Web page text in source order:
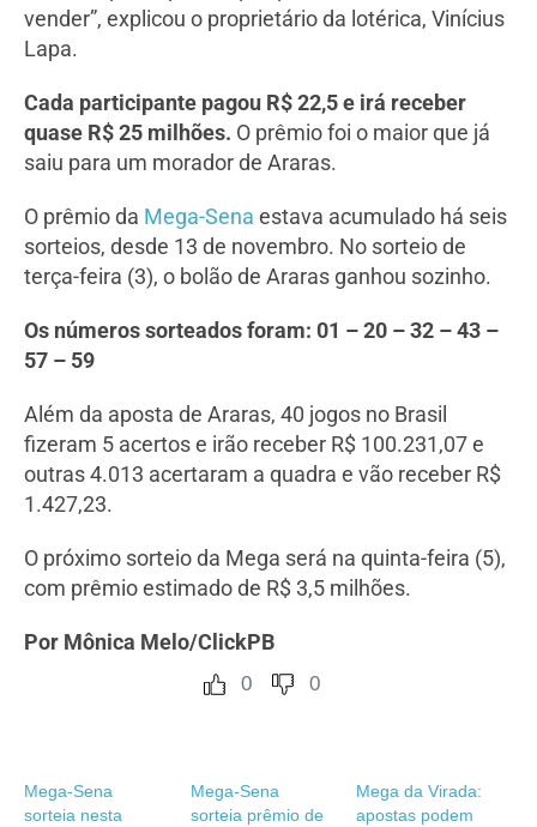
vender”, explicou o proprietário da lotérica, Vinícius
Lapa.
Cada participante pagou R$ 22,5 e irá receber
quase R$ 25 milhões. O prêmio foi o maior que já
saiu para um morador de Araras.
O prêmio da Mega-Sena estava acumulado há seis
sorteios, desde 13 de novembro. No sorteio de
terça-feira (3), o bolão de Araras ganhou sozinho.
Os números sorteados foram: 01 – 20 – 32 – 43 –
57 – 59
Além da aposta de Araras, 40 jogos no Brasil
fizeram 5 acertos e irão receber R$ 100.231,07 e
outras 4.013 acertaram a quadra e vão receber R$
1.427,23.
O próximo sorteio da Mega será na quinta-feira (5),
com prêmio estimado de R$ 3,5 milhões.
Por Mônica Melo/ClickPB
0 0
Mega-Sena
sorteia nesta
Mega-Sena
sorteia prêmio de
Mega da Virada:
apostas podem